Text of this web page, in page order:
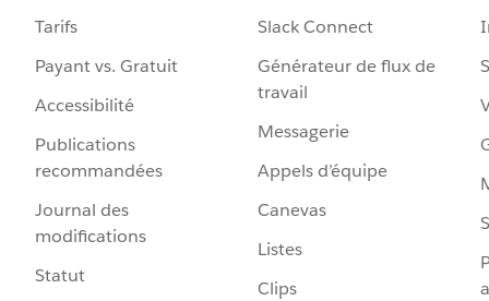
Tarifs
Payant vs. Gratuit
Accessibilité
Publications
recommandées
Journal des
modifications
Statut
Slack Connect
Générateur de flux de
travail
Messagerie
Appels d’équipe
Canevas
Listes
Clips